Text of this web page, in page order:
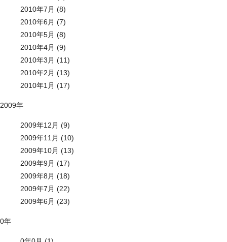
2010年7月 (8)
2010年6月 (7)
2010年5月 (8)
2010年4月 (9)
2010年3月 (11)
2010年2月 (13)
2010年1月 (17)
2009年
2009年12月 (9)
2009年11月 (10)
2009年10月 (13)
2009年9月 (17)
2009年8月 (18)
2009年7月 (22)
2009年6月 (23)
0年